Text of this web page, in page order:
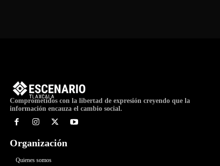
Comprometidos con la libertad de expresión creyendo que la
información encauza el cambio social.
Organización
Quienes somos